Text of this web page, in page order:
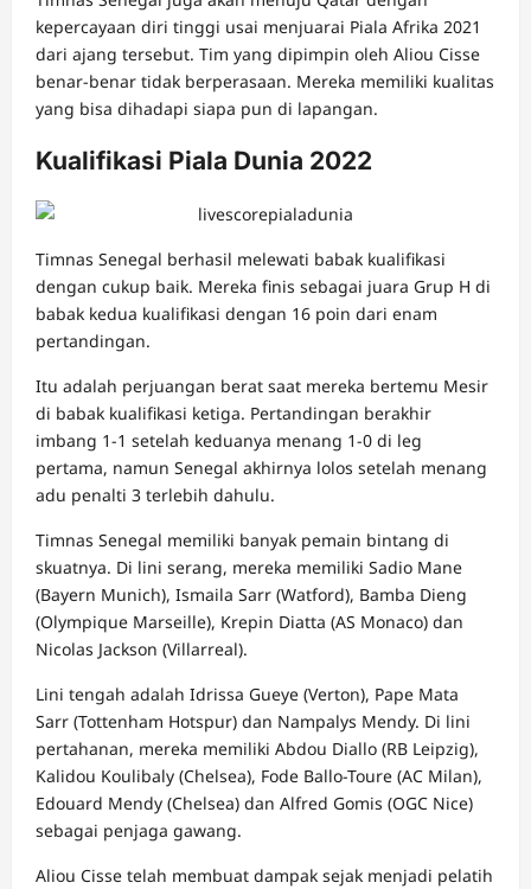
kepercayaan diri tinggi usai menjuarai Piala Afrika 2021
dari ajang tersebut. Tim yang dipimpin oleh Aliou Cisse
benar-benar tidak berperasaan. Mereka memiliki kualitas
yang bisa dihadapi siapa pun di lapangan.
Kualifikasi Piala Dunia 2022
Timnas Senegal berhasil melewati babak kualifikasi
dengan cukup baik. Mereka finis sebagai juara Grup H di
babak kedua kualifikasi dengan 16 poin dari enam
pertandingan.
Itu adalah perjuangan berat saat mereka bertemu Mesir
di babak kualifikasi ketiga. Pertandingan berakhir
imbang 1-1 setelah keduanya menang 1-0 di leg
pertama, namun Senegal akhirnya lolos setelah menang
adu penalti 3 terlebih dahulu.
Timnas Senegal memiliki banyak pemain bintang di
skuatnya. Di lini serang, mereka memiliki Sadio Mane
(Bayern Munich), Ismaila Sarr (Watford), Bamba Dieng
(Olympique Marseille), Krepin Diatta (AS Monaco) dan
Nicolas Jackson (Villarreal).
Lini tengah adalah Idrissa Gueye (Verton), Pape Mata
Sarr (Tottenham Hotspur) dan Nampalys Mendy. Di lini
pertahanan, mereka memiliki Abdou Diallo (RB Leipzig),
Kalidou Koulibaly (Chelsea), Fode Ballo-Toure (AC Milan),
Edouard Mendy (Chelsea) dan Alfred Gomis (OGC Nice)
sebagai penjaga gawang.
Aliou Cisse telah membuat dampak sejak menjadi pelatih